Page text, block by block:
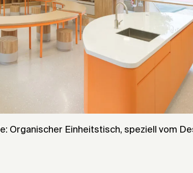
Organischer Einheitstisch, speziell vom